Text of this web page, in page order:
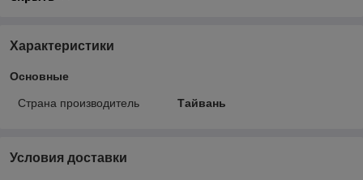
Характеристики
Основные
Страна производитель Тайвань
Условия доставки